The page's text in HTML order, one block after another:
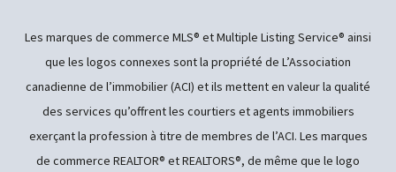
Les marques de commerce MLS® et Multiple Listing Service® ainsi
que les logos connexes sont la propriété de L’Association
canadienne de l’immobilier (ACI) et ils mettent en valeur la qualité
des services qu’offrent les courtiers et agents immobiliers
exerçant la profession à titre de membres de l’ACI. Les marques
de commerce REALTOR® et REALTORS®, de même que le logo